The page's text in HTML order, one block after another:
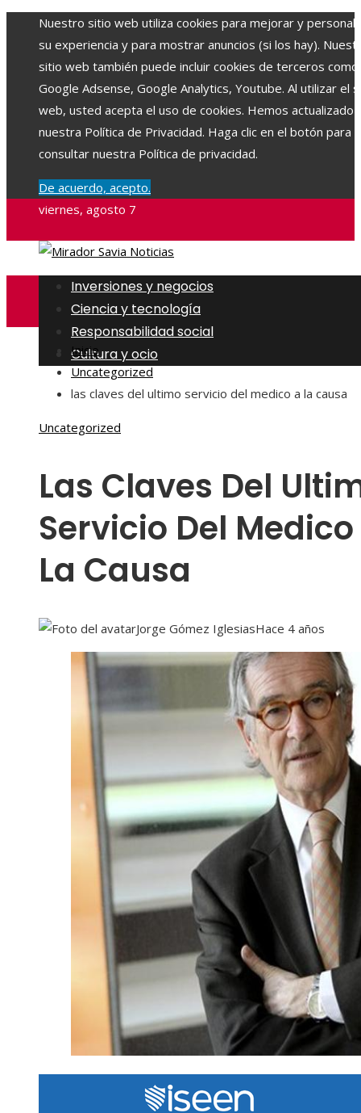
Nuestro sitio web utiliza cookies para mejorar y
su experiencia y para mostrar anuncios (si los hay).
sitio web también puede incluir cookies de terceros como
Google Adsense, Google Analytics, Youtube. Al utilizar el
web, usted acepta el uso de cookies. Hemos actualizado
nuestra Política de Privacidad. Haga clic en el botón para
consultar nuestra Política de privacidad.
De acuerdo, acepto.
viernes, agosto 7
Inversiones y negocios
Ciencia y tecnología
Responsabilidad social
Cultura y ocio
Inicio
Uncategorized
las claves del ultimo servicio del medico a la causa
Uncategorized
Las Claves Del
Servicio Del Medico
La Causa
Jorge Gómez IglesiasHace 4 años